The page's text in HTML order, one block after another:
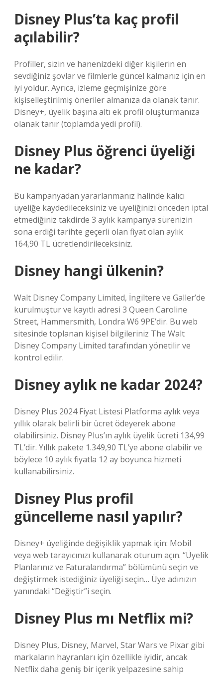
Disney Plus’ta kaç profil
açılabilir?
Profiller, sizin ve hanenizdeki diğer kişilerin en
sevdiğiniz şovlar ve filmlerle güncel kalmanız için en
iyi yoldur. Ayrıca, izleme geçmişinize göre
kişiselleştirilmiş öneriler almanıza da olanak tanır.
Disney+, üyelik başına altı ek profil oluşturmanıza
olanak tanır (toplamda yedi profil).
Disney Plus öğrenci üyeliği
ne kadar?
Bu kampanyadan yararlanmanız halinde kalıcı
üyeliğe kaydedileceksiniz ve üyeliğinizi önceden iptal
etmediğiniz takdirde 3 aylık kampanya sürenizin
sona erdiği tarihte geçerli olan fiyat olan aylık
164,90 TL ücretlendirileceksiniz.
Disney hangi ülkenin?
Walt Disney Company Limited, İngiltere ve Galler’de
kurulmuştur ve kayıtlı adresi 3 Queen Caroline
Street, Hammersmith, Londra W6 9PE’dir. Bu web
sitesinde toplanan kişisel bilgileriniz The Walt
Disney Company Limited tarafından yönetilir ve
kontrol edilir.
Disney aylık ne kadar 2024?
Disney Plus 2024 Fiyat Listesi Platforma aylık veya
yıllık olarak belirli bir ücret ödeyerek abone
olabilirsiniz. Disney Plus’ın aylık üyelik ücreti 134,99
TL’dir. Yıllık pakete 1.349,90 TL’ye abone olabilir ve
böylece 10 aylık fiyatla 12 ay boyunca hizmeti
kullanabilirsiniz.
Disney Plus profil
güncelleme nasıl yapılır?
Disney+ üyeliğinde değişiklik yapmak için: Mobil
veya web tarayıcınızı kullanarak oturum açın. “Üyelik
Planlarınız ve Faturalandırma” bölümünü seçin ve
değiştirmek istediğiniz üyeliği seçin… Üye adınızın
yanındaki “Değiştir”i seçin.
Disney Plus mı Netflix mi?
Disney Plus, Disney, Marvel, Star Wars ve Pixar gibi
markaların hayranları için özellikle iyidir, ancak
Netflix daha geniş bir içerik yelpazesine sahip